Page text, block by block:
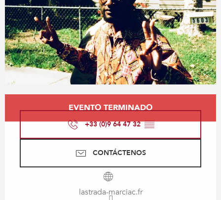
Horarios y datos de contacto
EVENTO TERMINADO
+33 (0)9 64 47 32▒▒
CONTÁCTENOS
lastrada-marciac.fr